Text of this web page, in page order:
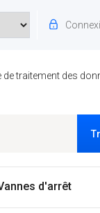
de traitement des
d'arrêt